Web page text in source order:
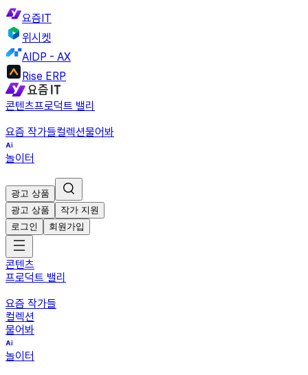
요즘IT
위시켓
AIDP - AX
Rise ERP
콘텐츠프로덕트 밸리
요즘 작가들컬렉션물어봐
놀이터
광고 상품
광고 상품
작가 지원
로그인
회원가입
콘텐츠
프로덕트 밸리
요즘 작가들
컬렉션
물어봐
놀이터